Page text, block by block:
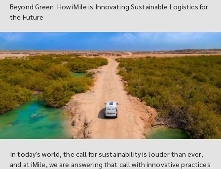
Beyond Green: How iMile is Innovating Sustainable Logistics for
the Future
In today's world, the call for sustainability is louder than ever,
and at iMile, we are answering that call with innovative practices